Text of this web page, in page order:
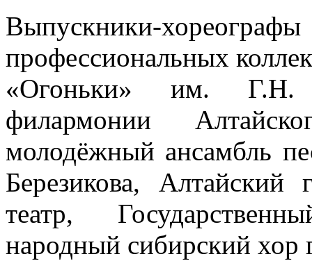
Выпускники-
профессиональных
«Огоньки» им. Г.Н.
филармонии
молодёжный ансамбль
Березикова, Алтайский
театр,
народный сибирский хор